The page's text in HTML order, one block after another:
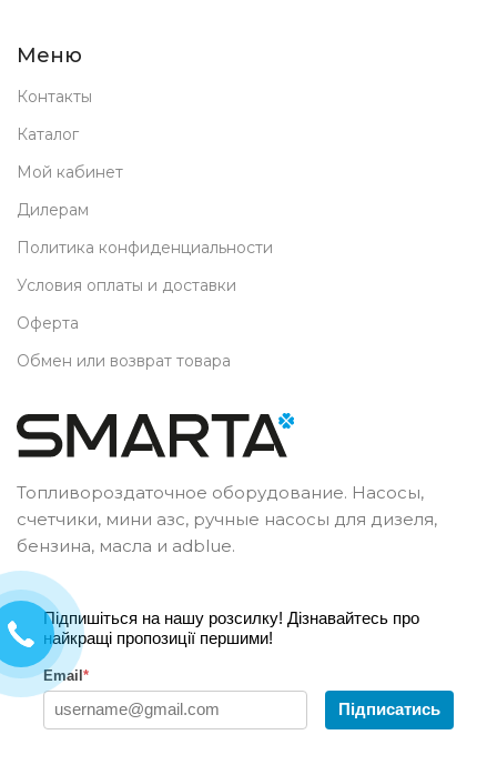
Меню
Контакты
Каталог
Мой кабинет
Дилерам
Политика конфиденциальности
Условия оплаты и доставки
Оферта
Обмен или возврат товара
Топливороздаточное оборудование. Насосы,
счетчики, мини азс, ручные насосы для дизеля,
бензина, масла и adblue.
Підпишіться на нашу розсилку! Дізнавайтесь про
найкращі пропозиції першими!
Email *
Підписатись